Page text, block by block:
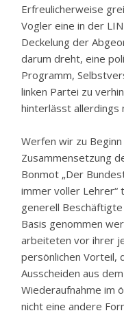
Erfreulicherweise
Vogler eine in der
Deckelung der
darum dreht, eine
Programm,
linken Partei zu
hinterlässt allerdings
Werfen wir zu
Zusammensetzung
Bonmot „Der
immer voller Lehrer“
generell
Basis genommen
arbeiteten vor ihrer
persönlichen Vorteil,
Ausscheiden aus
Wiederaufnahme im
nicht eine andere